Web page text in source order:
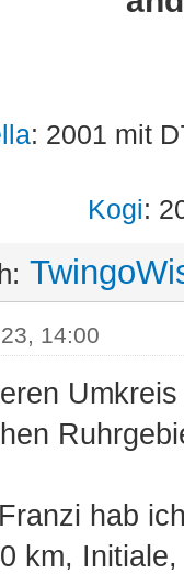
: 2001 mit
Kogi:
14:00
hab
km,